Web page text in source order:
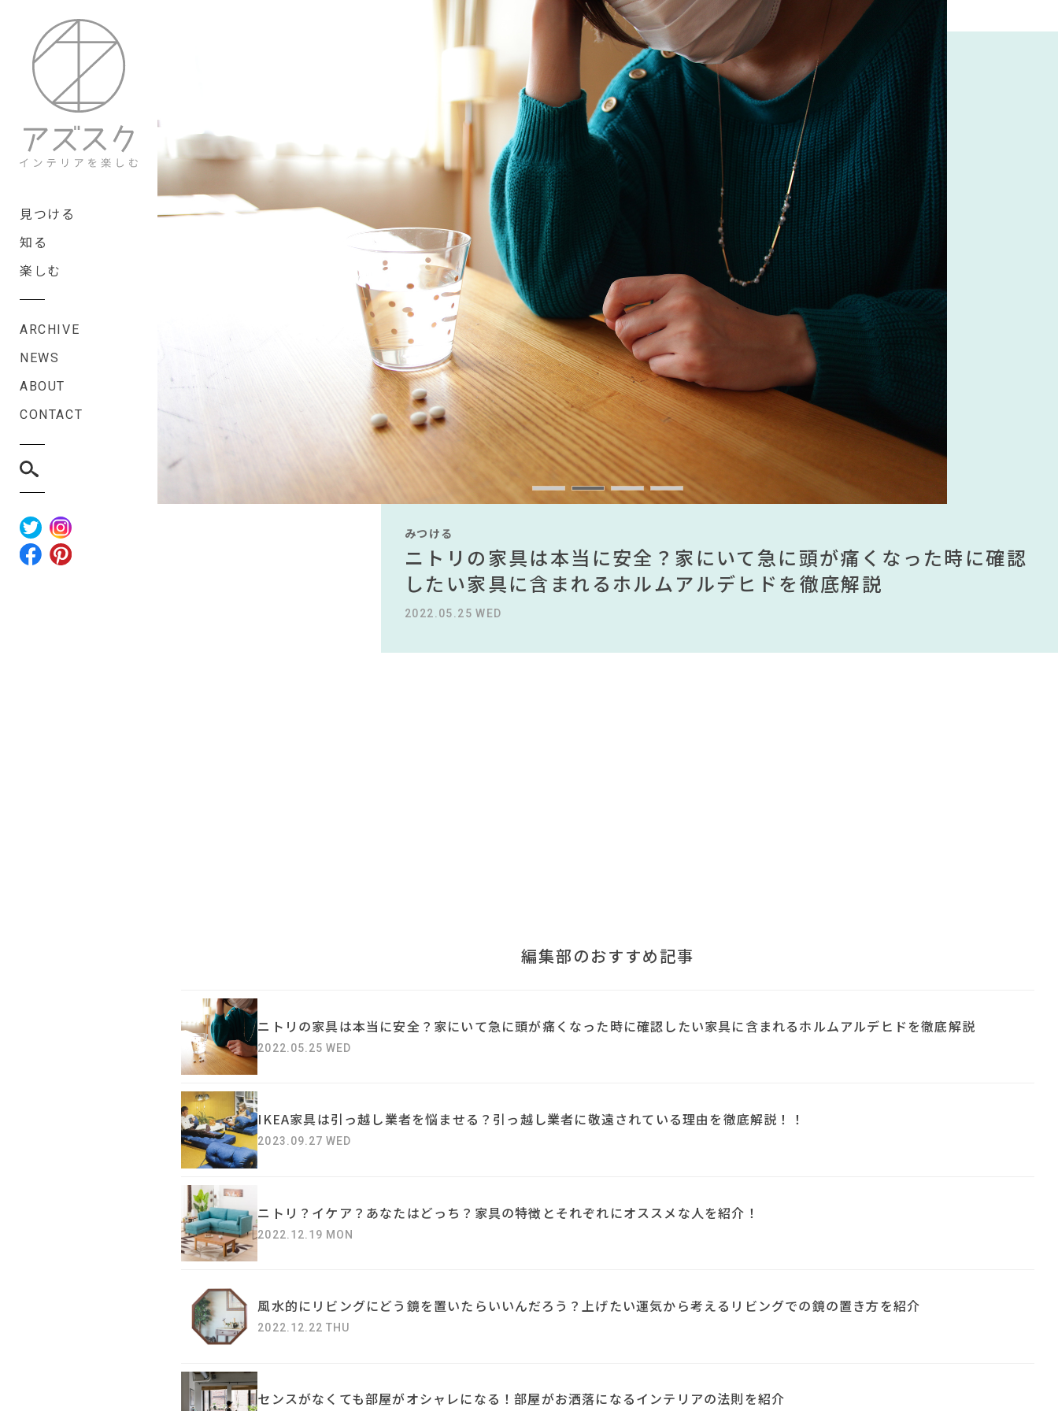
見つける
知る
楽しむ
ARCHIVE
NEWS
ABOUT
CONTACT
TAG LIST
#良品計画 #無印良品 #テレワーク#サステナブル #ファニタメ#ソファ
#家具#大塚家具#テーブル#ACTUS#unico#コメリ #映画#IDÉE #オフィスチェア
#木図鑑 #MoMA#チェア#おすすめ#2022 秋ドラマ
#インテリアの法則#カリモク家具#IKEA#間宮祥太朗#DINOS CORPORATION
#田中みな実#2022 春ドラマ#岸井ゆきの#アダル#一枚板#タンスのゲン
#フェリシモ#波瑠#KEYUCA#インテリアスタイリングの法則
#ニトリ#石田ゆり子#2022 夏ドラマ#展示会#照明#コクヨ #ヤマソロ #大川家具
#岡崎製材#材木屋のおやじとせがれ#インダストリアルスタイル #インテリアコーディネート
CLOSE
みつける
無印で有名デザイナーのアイテムが手に入る？無印良品で買える有
名デザイナーがデザインしたインテリアを一挙紹介
2022.10.24 MON
みつける
IKEA家具は引っ越し業者を悩ませる？引っ越し業者に敬遠されてい
る理由を徹底解説！！
2023.09.27 WED
みつける
ニトリの家具は本当に安全？家にいて急に頭が痛くなった時に確認
したい家具に含まれるホルムアルデヒドを徹底解説
2022.05.25 WED
みつける
【部屋をおしゃれにしたい人必見】今話題のインテリアスタイルか
ら定番スタイルまで紹介！おすすめインテリアスタイル18選
2023.09.23 SAT
みつける
無印で有名デザイナーのアイテムが手に入る？無印良品で買える有
名デザイナーがデザインしたインテリアを一挙紹介
2022.10.24 MON
みつける
IKEA家具は引っ越し業者を悩ませる？引っ越し業者に敬遠されてい
る理由を徹底解説！！
2023.09.27 WED
編集部のおすすめ記事
ニトリの家具は本当に安全？家にいて急に頭が痛くなった時に確認したい家具に含まれるホルムアルデヒドを徹底解説
2022.05.25 WED
IKEA家具は引っ越し業者を悩ませる？引っ越し業者に敬遠されている理由を徹底解説！！
2023.09.27 WED
ニトリ？イケア？あなたはどっち？家具の特徴とそれぞれにオススメな人を紹介！
2022.12.19 MON
風水的にリビングにどう鏡を置いたらいいんだろう？上げたい運気から考えるリビングでの鏡の置き方を紹介
2022.12.22 THU
センスがなくても部屋がオシャレになる！部屋がお洒落になるインテリアの法則を紹介